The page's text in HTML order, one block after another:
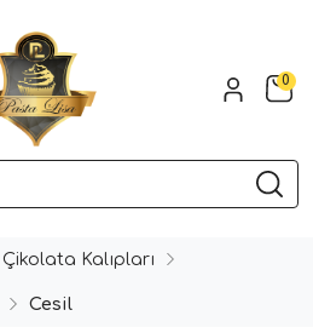
0
Çikolata Kalıpları
Cesil